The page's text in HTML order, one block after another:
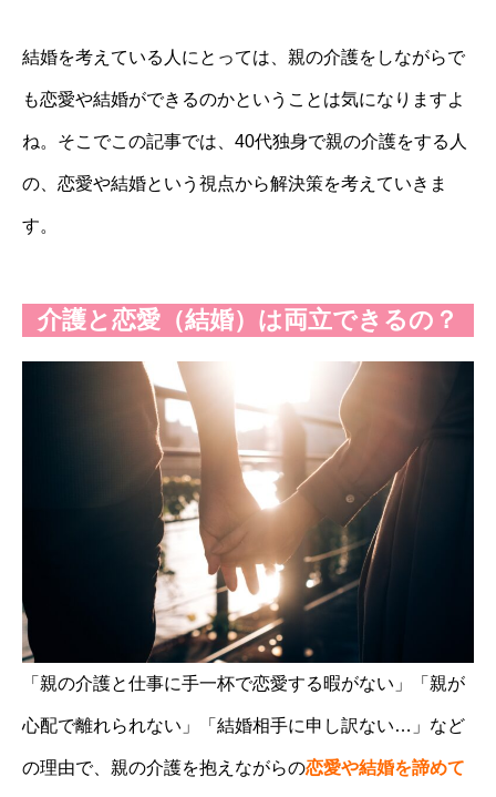
結婚を考えている人にとっては、親の介護をしながらで
も恋愛や結婚ができるのかということは気になりますよ
ね。そこでこの記事では、40代独身で親の介護をする人
の、恋愛や結婚という視点から解決策を考えていきま
す。
介護と恋愛（結婚）は両立できるの？
「親の介護と仕事に手一杯で恋愛する暇がない」「親が
心配で離れられない」「結婚相手に申し訳ない…」など
の理由で、親の介護を抱えながらの恋愛や結婚を諦めて